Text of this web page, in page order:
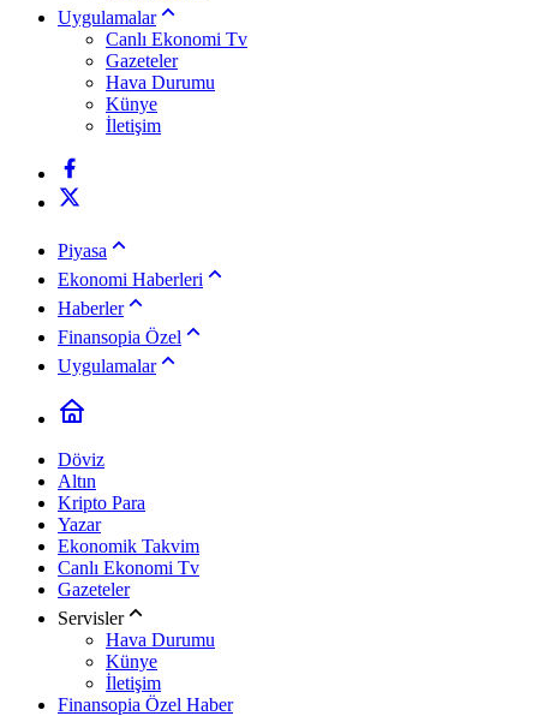
Uygulamalar
Canlı Ekonomi Tv
Gazeteler
Hava Durumu
Künye
İletişim
Piyasa
Ekonomi Haberleri
Haberler
Finansopia Özel
Uygulamalar
Döviz
Altın
Kripto Para
Yazar
Ekonomik Takvim
Canlı Ekonomi Tv
Gazeteler
Servisler
Hava Durumu
Künye
İletişim
Finansopia Özel Haber